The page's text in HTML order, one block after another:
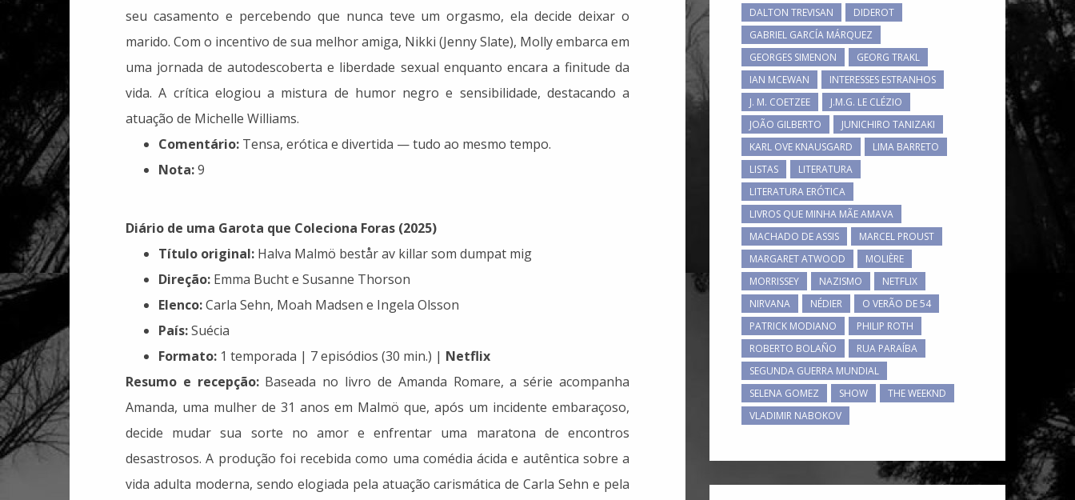
seu casamento e percebendo que nunca teve um orgasmo, ela decide deixar o
marido. Com o incentivo de sua melhor amiga, Nikki (Jenny Slate), Molly embarca em
uma jornada de autodescoberta e liberdade sexual enquanto encara a finitude da
vida. A crítica elogiou a mistura de humor negro e sensibilidade, destacando a
atuação de Michelle Williams.
Comentário: Tensa, erótica e divertida — tudo ao mesmo tempo.
Nota:9
Diário de uma Garota que Coleciona Foras (2025)
Título original: Halva Malmö består av killar som dumpat mig
Direção: Emma Bucht e Susanne Thorson
Elenco:Carla Sehn, Moah Madsen e Ingela Olsson
País:Suécia
Formato: 1 temporada | 7 episódios (30 min.) | Netflix
Resumo e recepção:Baseada no livro de Amanda Romare, a série acompanha
Amanda, uma mulher de 31 anos em Malmö que, após um incidente embaraçoso,
decide mudar sua sorte no amor e enfrentar uma maratona de encontros
desastrosos. A produção foi recebida como uma comédia ácida e autêntica sobre a
vida adulta moderna, sendo elogiada pela atuação carismática de Carla Sehn e pela
DALTON TREVISAN
DIDEROT
GABRIEL GARCÍA MÁRQUEZ
GEORGES SIMENON
GEORG TRAKL
IAN MCEWAN
INTERESSES ESTRANHOS
J. M. COETZEE
J.M.G. LE CLÉZIO
JOÃO GILBERTO
JUNICHIRO TANIZAKI
KARL OVE KNAUSGARD
LIMA BARRETO
LISTAS
LITERATURA
LITERATURA ERÓTICA
LIVROS QUE MINHA MÃE AMAVA
MACHADO DE ASSIS
MARCEL PROUST
MARGARET ATWOOD
MOLIÈRE
MORRISSEY
NAZISMO
NETFLIX
NIRVANA
NÉDIER
O VERÃO DE 54
PATRICK MODIANO
PHILIP ROTH
ROBERTO BOLAÑO
RUA PARAÍBA
SEGUNDA GUERRA MUNDIAL
SELENA GOMEZ
SHOW
THE WEEKND
VLADIMIR NABOKOV